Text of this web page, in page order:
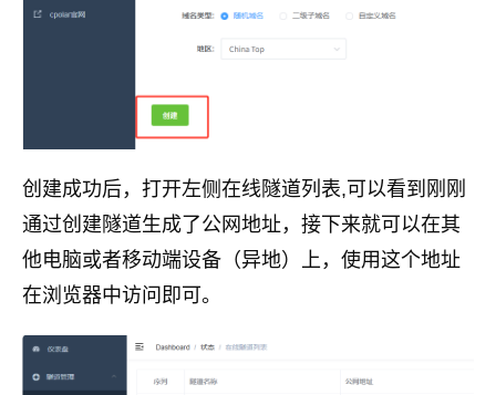
创建成功后，打开左侧在线隧道列表,可以看到刚刚
通过创建隧道生成了公网地址，接下来就可以在其
他电脑或者移动端设备（异地）上，使用这个地址
在浏览器中访问即可。